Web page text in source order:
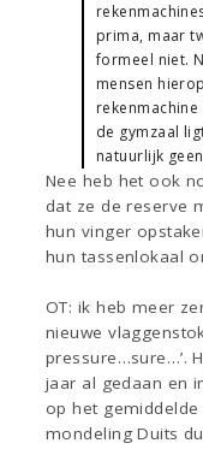
prima, maar
formeel niet.
mensen
de gymzaal
natuurlijk
Nee heb het ook
dat ze de reserve
hun vinger
hun tassenlokaal
OT: ik heb meer
nieuwe
pressure…sure…’.
jaar al gedaan en
op het gemiddelde
mondeling Duits